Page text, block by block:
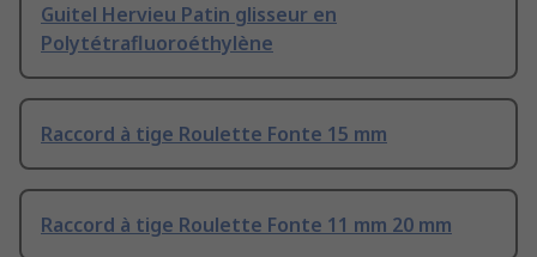
Guitel Hervieu Patin glisseur en
Polytétrafluoroéthylène
Raccord à tige Roulette Fonte 15 mm
Raccord à tige Roulette Fonte 11 mm 20 mm